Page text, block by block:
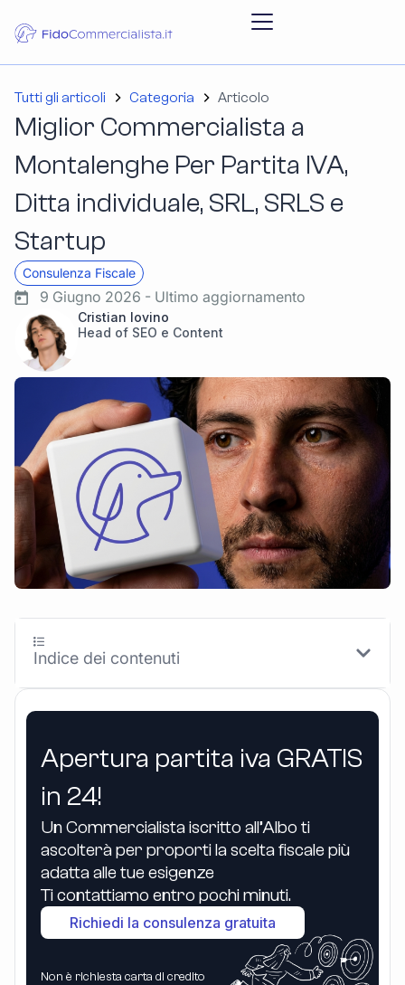
Tutti gli articoli Categoria Articolo
Miglior Commercialista a
Montalenghe Per Partita IVA,
Ditta individuale, SRL, SRLS e
Startup
Consulenza Fiscale
9 Giugno 2026 - Ultimo aggiornamento
Cristian Iovino
Head of SEO e Content
Apertura partita iva GRATIS
in 24!
Un Commercialista iscritto all’Albo ti
ascolterà per proporti la scelta fiscale più
adatta alle tue esigenze
Ti contattiamo entro pochi minuti.
Richiedi la consulenza gratuita
Non è richiesta carta di credito
Indice dei contenuti